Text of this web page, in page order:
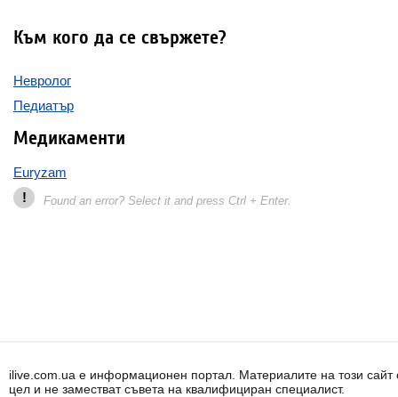
Към кого да се свържете?
Невролог
Педиатър
Медикаменти
Euryzam
!
Found an error? Select it and press Ctrl + Enter.
ilive.com.ua е информационен портал. Материалите на този
цел и не заместват съвета на квалифициран специалист.